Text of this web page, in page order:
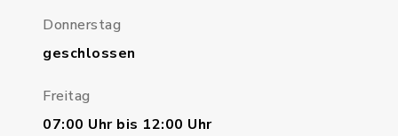
Donnerstag
geschlossen
Freitag
07:00 Uhr bis 12:00 Uhr